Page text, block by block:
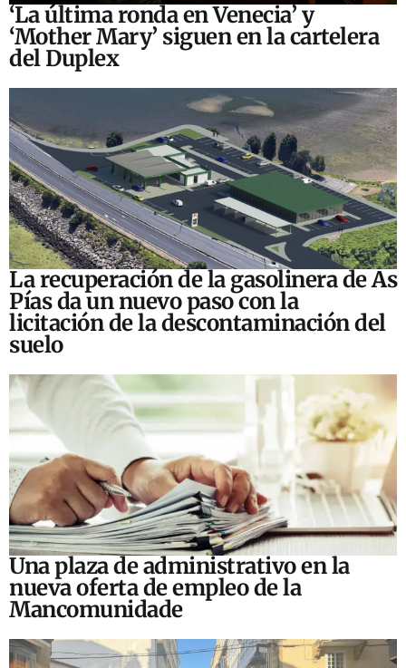
‘La última ronda en Venecia’ y
‘Mother Mary’ siguen en la cartelera
del Duplex
La recuperación de la gasolinera de As
Pías da un nuevo paso con la
licitación de la descontaminación del
suelo
Una plaza de administrativo en la
nueva oferta de empleo de la
Mancomunidade